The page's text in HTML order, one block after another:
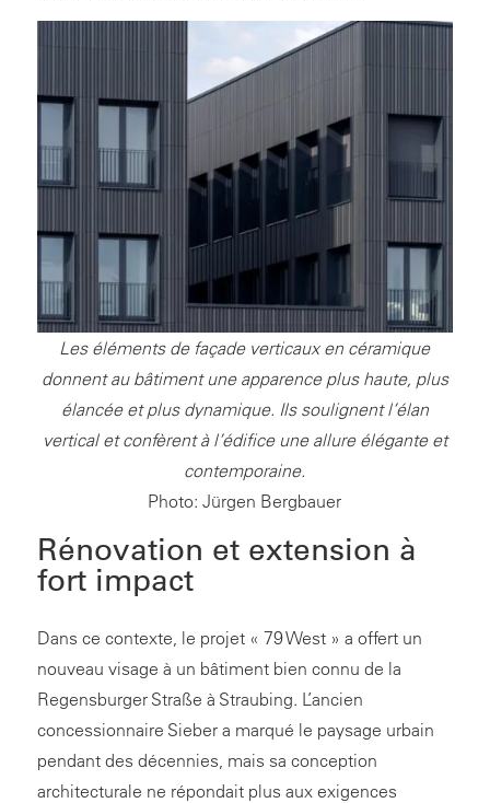
Les éléments de façade verticaux en céramique
donnent au bâtiment une apparence plus haute, plus
élancée et plus dynamique. Ils soulignent l’élan
vertical et confèrent à l’édifice une allure élégante et
contemporaine.
Photo: Jürgen Bergbauer
Rénovation et extension à
fort impact
Dans ce contexte, le projet « 79 West » a offert un
nouveau visage à un bâtiment bien connu de la
Regensburger Straße à Straubing. L’ancien
concessionnaire Sieber a marqué le paysage urbain
pendant des décennies, mais sa conception
architecturale ne répondait plus aux exigences